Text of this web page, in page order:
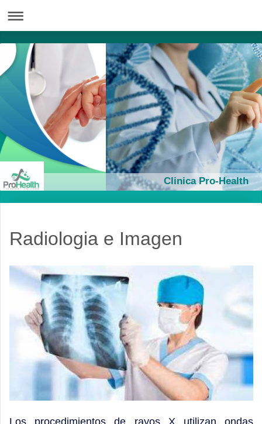
Clinica Pro-Health
Radiologia e Imagen
Los procedimientos de rayos X utilizan ondas